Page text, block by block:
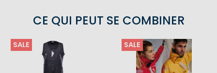
CE QUI PEUT SE COMBINER
SALE SALE